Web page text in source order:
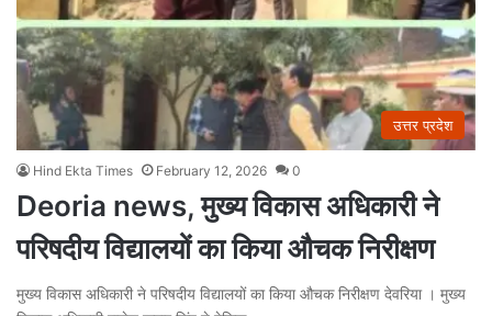
उत्तर प्रदेश
Hind Ekta Times February 12, 2026 0
Deoria news, मुख्य विकास अधिकारी ने
परिषदीय विद्यालयों का किया औचक निरीक्षण
मुख्य विकास अधिकारी ने परिषदीय विद्यालयों का किया औचक निरीक्षण देवरिया । मुख्य